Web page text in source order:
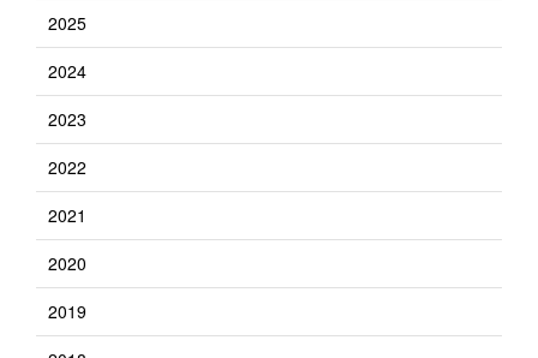
2025
2024
2023
2022
2021
2020
2019